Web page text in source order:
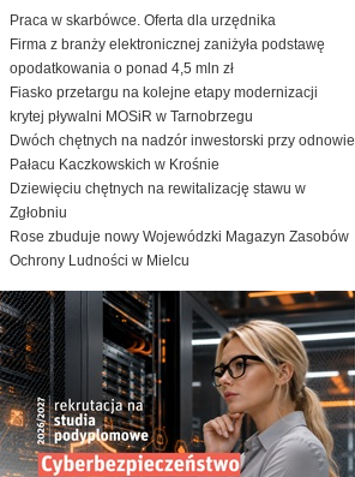
Praca w skarbówce. Oferta dla urzędnika
Firma z branży elektronicznej zaniżyła podstawę
opodatkowania o ponad 4,5 mln zł
Fiasko przetargu na kolejne etapy modernizacji
krytej pływalni MOSiR w Tarnobrzegu
Dwóch chętnych na nadzór inwestorski przy odnowie
Pałacu Kaczkowskich w Krośnie
Dziewięciu chętnych na rewitalizację stawu w
Zgłobniu
Rose zbuduje nowy Wojewódzki Magazyn Zasobów
Ochrony Ludności w Mielcu